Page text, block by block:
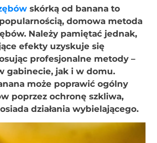
skórką od banana to
domowa metoda
Należy pamiętać jednak,
efekty uzyskuje się
profesjonalne metody –
gabinecie, jak i w domu.
może poprawić ogólny
poprzez ochronę szkliwa,
działania wybielającego.